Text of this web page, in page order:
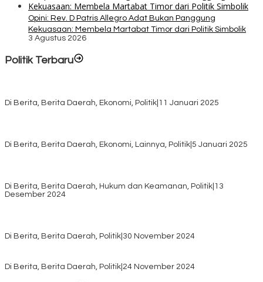
Opini: Rev. D Patris Allegro Adat Bukan Panggung
Kekuasaan: Membela Martabat Timor dari Politik Simbolik
3 Agustus 2026
Politik Terbaru
Di Berita, Berita Daerah, Ekonomi, Politik 11 Januari 2025
Di Berita, Berita Daerah, Ekonomi, Lainnya, Politik 5 Januari 2025
Di Berita, Berita Daerah, Hukum dan Keamanan, Politik 13
Desember 2024
Di Berita, Berita Daerah, Politik 30 November 2024
Di Berita, Berita Daerah, Politik 24 November 2024